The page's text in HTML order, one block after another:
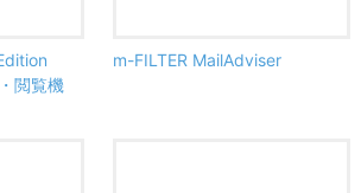
閲覧機
m-FILTER MailAdviser